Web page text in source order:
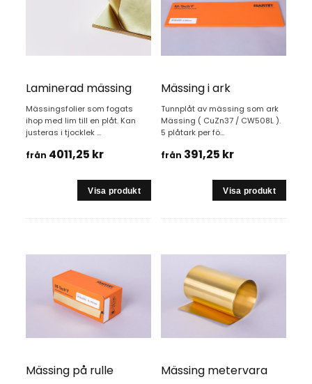
Laminerad mässing
Mässingsfolier som fogats
ihop med lim till en plåt. Kan
justeras i tjocklek ...
från 4011,25 kr
Mässing i ark
Tunnplåt av mässing som ark
Mässing ( CuZn37 / CW508L ).
5 plåtark per fö...
från 391,25 kr
Mässing på rulle Mässing metervara